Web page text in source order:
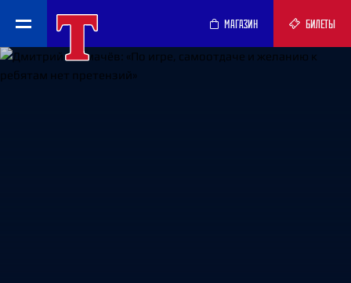
МАГАЗИН БИЛЕТЫ